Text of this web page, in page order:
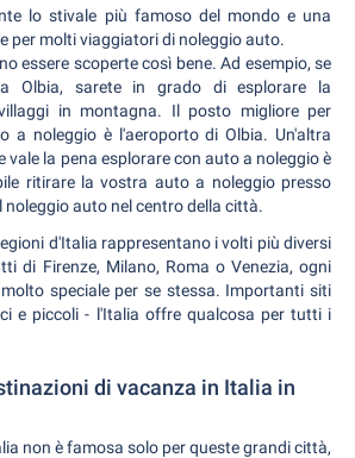
lo stivale più famoso del mondo e una
per molti viaggiatori di noleggio auto.
essere scoperte così bene. Ad esempio, se
a Olbia, sarete in grado di esplorare la
in montagna. Il posto migliore per
a noleggio è l'aeroporto di Olbia. Un'altra
vale la pena esplorare con auto a noleggio è
ritirare la vostra auto a noleggio presso
noleggio auto nel centro della città.
d'Italia rappresentano i volti più diversi
di Firenze, Milano, Roma o Venezia, ogni
speciale per se stessa. Importanti siti
e piccoli - l'Italia offre qualcosa per tutti i
di vacanza in Italia in
non è famosa solo per queste grandi città,